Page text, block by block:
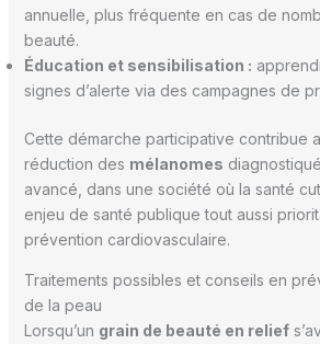
annuelle, plus fréquente en cas de
beauté.
Éducation et sensibilisation :
signes d’alerte via des campagnes de
Cette démarche participative contribue
réduction des mélanomes
avancé, dans une société où la santé
enjeu de santé publique tout aussi
prévention cardiovasculaire.
Traitements possibles et conseils en
de la peau
Lorsqu’un grain de beauté en relief